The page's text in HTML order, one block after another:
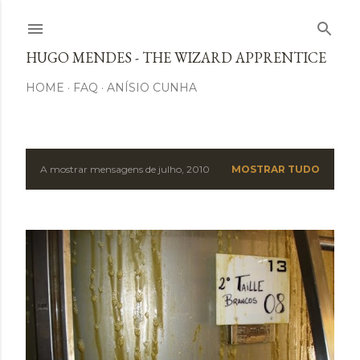
HUGO MENDES - THE WIZARD APPRENTICE
HOME FAQ ANÍSIO CUNHA
M
s
a
A mostrar mensagens de julho, 2010 MOSTRAR TUDO